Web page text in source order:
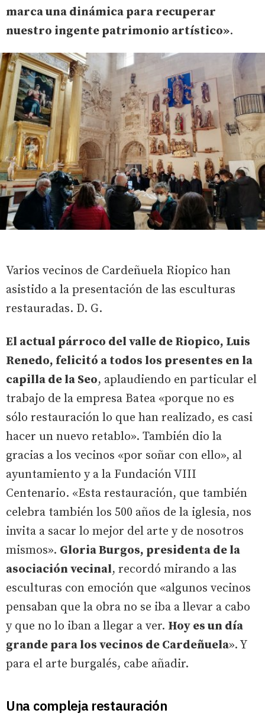
marca una dinámica para recuperar
nuestro ingente patrimonio artístico».
Varios vecinos de Cardeñuela Riopico han
asistido a la presentación de las esculturas
restauradas. D. G.
El actual párroco del valle de Riopico, Luis
Renedo, felicitó a todos los presentes en la
capilla de la Seo, aplaudiendo en particular el
trabajo de la empresa Batea «porque no es
sólo restauración lo que han realizado, es casi
hacer un nuevo retablo». También dio la
gracias a los vecinos «por soñar con ello», al
ayuntamiento y a la Fundación VIII
Centenario. «Esta restauración, que también
celebra también los 500 años de la iglesia, nos
invita a sacar lo mejor del arte y de nosotros
mismos». Gloria Burgos, presidenta de la
asociación vecinal, recordó mirando a las
esculturas con emoción que «algunos vecinos
pensaban que la obra no se iba a llevar a cabo
y que no lo iban a llegar a ver. Hoy es un día
grande para los vecinos de Cardeñuela». Y
para el arte burgalés, cabe añadir.
Una compleja restauración